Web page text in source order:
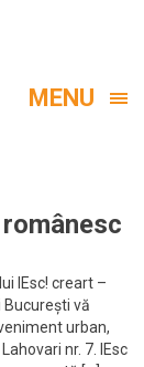
MENU
IEsc! creart –
București vă
urban,
nr. 7. IEsc